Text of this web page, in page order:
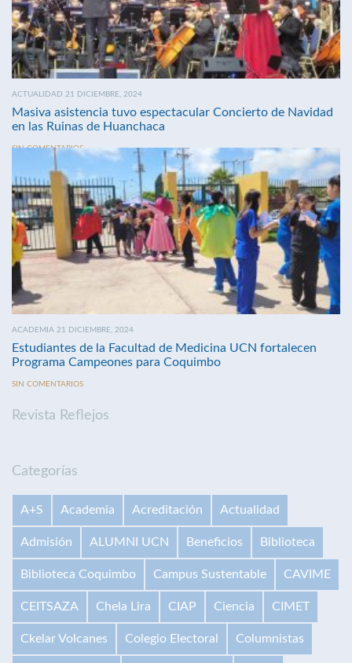
ACTUALIDAD 21 DICIEMBRE, 2024
Masiva asistencia tuvo espectacular Concierto de Navidad
en las Ruinas de Huanchaca
SIN COMENTARIOS
ACADEMIA 21 DICIEMBRE, 2024
Estudiantes de la Facultad de Medicina UCN fortalecen
Programa Campeones para Coquimbo
SIN COMENTARIOS
Revista Reflejos
Categorías
A+S Academia Acreditación Actualidad
Admisión ALUMNI UCN Beneficios Biblioteca
Biblioteca Coquimbo Campus Sustentable CAVIME
CEITSAZA Chela Lira CIAP Ciencia CIMET
Ckelar Volcanes Colegio Electoral Columnistas